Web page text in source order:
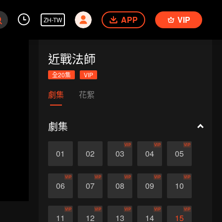
ZH-TW APP VIP
近戰法師
全20集 VIP
劇集 花絮
劇集
01 02 03
VIP
04
VIP
05
VIP
06
VIP
07
VIP
08
VIP
09
VIP
10
VIP
11
VIP
12
VIP
13
VIP
14
VIP
15
VIP